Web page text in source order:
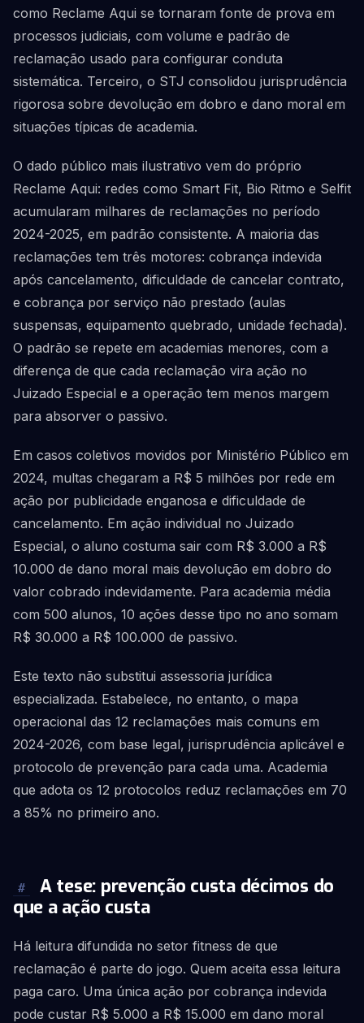
como Reclame Aqui se tornaram fonte de prova em
processos judiciais, com volume e padrão de
reclamação usado para configurar conduta
sistemática. Terceiro, o STJ consolidou jurisprudência
rigorosa sobre devolução em dobro e dano moral em
situações típicas de academia.
O dado público mais ilustrativo vem do próprio
Reclame Aqui: redes como Smart Fit, Bio Ritmo e Selfit
acumularam milhares de reclamações no período
2024-2025, em padrão consistente. A maioria das
reclamações tem três motores: cobrança indevida
após cancelamento, dificuldade de cancelar contrato,
e cobrança por serviço não prestado (aulas
suspensas, equipamento quebrado, unidade fechada).
O padrão se repete em academias menores, com a
diferença de que cada reclamação vira ação no
Juizado Especial e a operação tem menos margem
para absorver o passivo.
Em casos coletivos movidos por Ministério Público em
2024, multas chegaram a R$ 5 milhões por rede em
ação por publicidade enganosa e dificuldade de
cancelamento. Em ação individual no Juizado
Especial, o aluno costuma sair com R$ 3.000 a R$
10.000 de dano moral mais devolução em dobro do
valor cobrado indevidamente. Para academia média
com 500 alunos, 10 ações desse tipo no ano somam
R$ 30.000 a R$ 100.000 de passivo.
Este texto não substitui assessoria jurídica
especializada. Estabelece, no entanto, o mapa
operacional das 12 reclamações mais comuns em
2024-2026, com base legal, jurisprudência aplicável e
protocolo de prevenção para cada uma. Academia
que adota os 12 protocolos reduz reclamações em 70
a 85% no primeiro ano.
#
A tese: prevenção custa décimos do
que a ação custa
Há leitura difundida no setor fitness de que
reclamação é parte do jogo. Quem aceita essa leitura
paga caro. Uma única ação por cobrança indevida
pode custar R$ 5.000 a R$ 15.000 em dano moral